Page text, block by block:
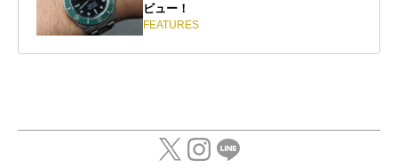
ビュー！
FEATURES